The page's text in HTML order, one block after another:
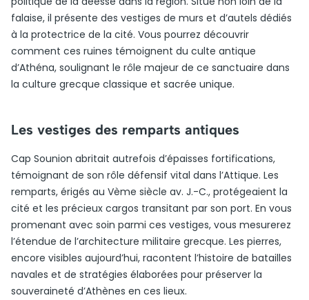
falaise, il présente des vestiges de murs et d’autels dédiés
à la protectrice de la cité. Vous pourrez découvrir
comment ces ruines témoignent du culte antique
d’Athéna, soulignant le rôle majeur de ce sanctuaire dans
la culture grecque classique et sacrée unique.
Les vestiges des remparts antiques
Cap Sounion abritait autrefois d’épaisses fortifications,
témoignant de son rôle défensif vital dans l’Attique. Les
remparts, érigés au Vème siècle av. J.-C., protégeaient la
cité et les précieux cargos transitant par son port. En vous
promenant avec soin parmi ces vestiges, vous mesurerez
l’étendue de l’architecture militaire grecque. Les pierres,
encore visibles aujourd’hui, racontent l’histoire de batailles
navales et de stratégies élaborées pour préserver la
souveraineté d’Athènes en ces lieux.